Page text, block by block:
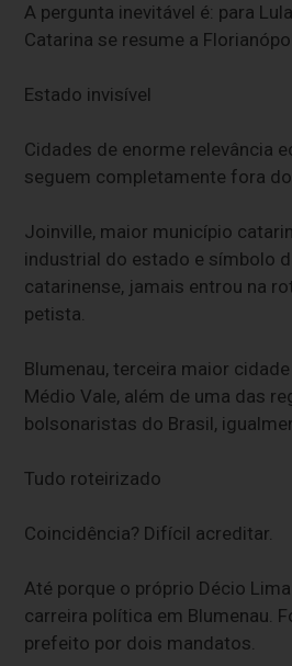
A pergunta inevitável é: para
Catarina se resume a
Estado invisível
Cidades de enorme relevância
seguem completamente fora
Joinville, maior município
industrial do estado e símbolo
catarinense, jamais entrou na
petista.
Blumenau, terceira maior
Médio Vale, além de uma das
bolsonaristas do Brasil,
Tudo roteirizado
Coincidência? Difícil acreditar.
Até porque o próprio Décio
carreira política em Blumenau.
prefeito por dois mandatos.